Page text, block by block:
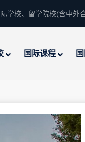
学校、留学院校(含中外
国际课程